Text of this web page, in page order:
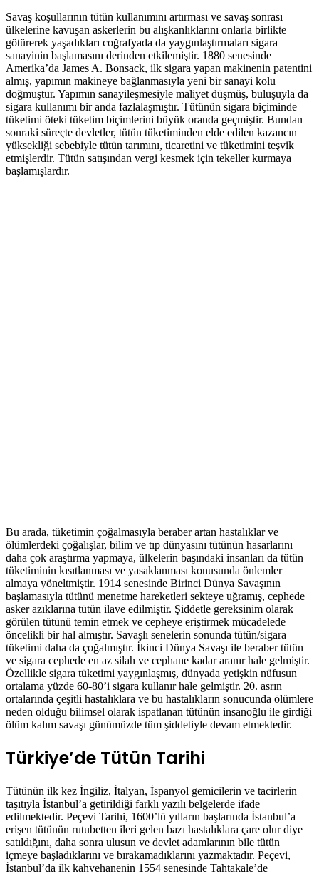
Savaş koşullarının tütün kullanımını artırması ve savaş sonrası
ülkelerine kavuşan askerlerin bu alışkanlıklarını onlarla birlikte
götürerek yaşadıkları coğrafyada da yaygınlaştırmaları sigara
sanayinin başlamasını derinden etkilemiştir. 1880 senesinde
Amerika’da James A. Bonsack, ilk sigara yapan makinenin patentini
almış, yapımın makineye bağlanmasıyla yeni bir sanayi kolu
doğmuştur. Yapımın sanayileşmesiyle maliyet düşmüş, buluşuyla da
sigara kullanımı bir anda fazlalaşmıştır. Tütünün sigara biçiminde
tüketimi öteki tüketim biçimlerini büyük oranda geçmiştir. Bundan
sonraki süreçte devletler, tütün tüketiminden elde edilen kazancın
yüksekliği sebebiyle tütün tarımını, ticaretini ve tüketimini teşvik
etmişlerdir. Tütün satışından vergi kesmek için tekeller kurmaya
başlamışlardır.
Bu arada, tüketimin çoğalmasıyla beraber artan hastalıklar ve
ölümlerdeki çoğalışlar, bilim ve tıp dünyasını tütünün hasarlarını
daha çok araştırma yapmaya, ülkelerin başındaki insanları da tütün
tüketiminin kısıtlanması ve yasaklanması konusunda önlemler
almaya yöneltmiştir. 1914 senesinde Birinci Dünya Savaşının
başlamasıyla tütünü menetme hareketleri sekteye uğramış, cephede
asker azıklarına tütün ilave edilmiştir. Şiddetle gereksinim olarak
görülen tütünü temin etmek ve cepheye eriştirmek mücadelede
öncelikli bir hal almıştır. Savaşlı senelerin sonunda tütün/sigara
tüketimi daha da çoğalmıştır. İkinci Dünya Savaşı ile beraber tütün
ve sigara cephede en az silah ve cephane kadar aranır hale gelmiştir.
Özellikle sigara tüketimi yaygınlaşmış, dünyada yetişkin nüfusun
ortalama yüzde 60-80’i sigara kullanır hale gelmiştir. 20. asrın
ortalarında çeşitli hastalıklara ve bu hastalıkların sonucunda ölümlere
neden olduğu bilimsel olarak ispatlanan tütünün insanoğlu ile girdiği
ölüm kalım savaşı günümüzde tüm şiddetiyle devam etmektedir.
Türkiye’de Tütün Tarihi
Tütünün ilk kez İngiliz, İtalyan, İspanyol gemicilerin ve tacirlerin
taşıtıyla İstanbul’a getirildiği farklı yazılı belgelerde ifade
edilmektedir. Peçevi Tarihi, 1600’lü yılların başlarında İstanbul’a
erişen tütünün rutubetten ileri gelen bazı hastalıklara çare olur diye
satıldığını, daha sonra ulusun ve devlet adamlarının bile tütün
içmeye başladıklarını ve bırakamadıklarını yazmaktadır. Peçevi,
İstanbul’da ilk kahvehanenin 1554 senesinde Tahtakale’de